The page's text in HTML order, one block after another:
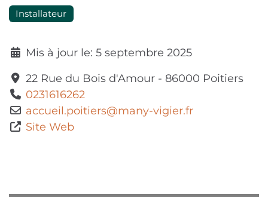
Installateur
Mis à jour le: 5 septembre 2025
22 Rue du Bois d'Amour- 86000 Poitiers
0231616262
accueil.poitiers@many-vigier.fr
Site Web